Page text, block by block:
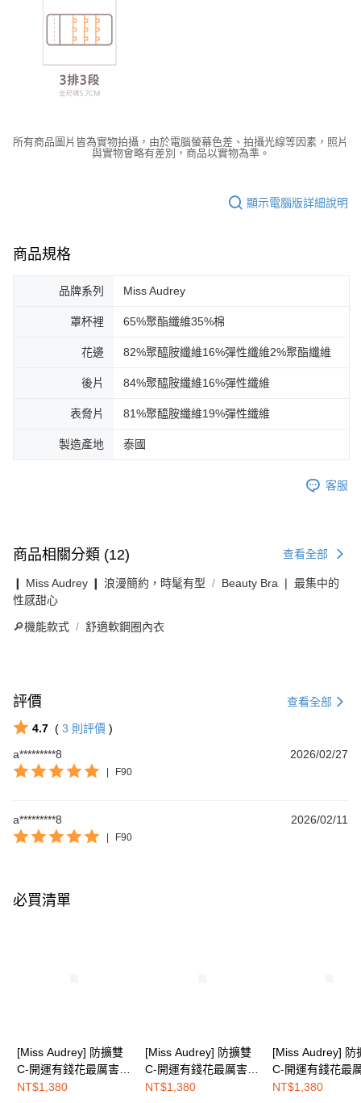
所有商品圖片皆為實物拍攝，由於電腦螢幕色差、拍攝光線等因素，照片
與實物會略有差別，商品以實物為準。
顯示電腦版詳細說明
商品規格
品牌系列 Miss Audrey
罩杯裡 65%聚酯纖維35%棉
花邊 82%聚醯胺纖維16%彈性纖維2%聚酯纖維
後片 84%聚醯胺纖維16%彈性纖維
表脅片 81%聚醯胺纖維19%彈性纖維
製造產地 泰國
客服
商品相關分類 (12) 查看全部
❙ Miss Audrey ❙ 浪漫簡約，時髦有型
Beauty Bra ❘ 最集中的
性感甜心
🔎機能款式 舒適軟鋼圈內衣
評價 查看全部
4.7 ( 3 則評價 )
a*********8
2026/02/27
F90
a*********8 2026/02/11
F90
必買清單
[Miss Audrey] 防擴雙
C-開運有錢花最厲害的
穩定顯瘦機能內衣-貴
NT$1,380
[Miss Audrey] 防擴雙
C-開運有錢花最厲害的
穩定顯瘦機能內衣-能
NT$1,380
[Miss Audrey] 防
C-開運有錢花最
穩定顯瘦機能內
NT$1,380